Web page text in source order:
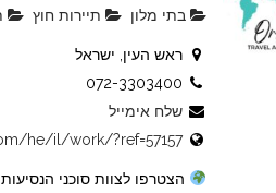
בתי מלון תיירות חוץ
ראש העין, ישראל
072-3303400
שלח אימייל
he/il/work/?ref=57157
הצטרפו לצוות סוכני